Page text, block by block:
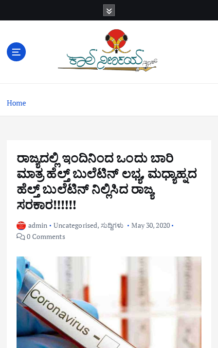
e
Home
ರಾಜ್ಯದಲ್ಲಿ ಇಂದಿನಿಂದ ಒಂದು ಬಾರಿ
ಮಾತ್ರ ಹೆಲ್ತ್ ಬುಲೆಟಿನ್ ಲಭ್ಯ, ಮಧ್ಯಾಹ್ನದ
ಹೆಲ್ತ್ ಬುಲೆಟಿನ್ ನಿಲ್ಲಿಸಿದ ರಾಜ್ಯ
ಸರಕಾರ!!!!!!
admin Uncategorised, ಸುದ್ದಿಗಳು
May 30, 2020
0 Comments